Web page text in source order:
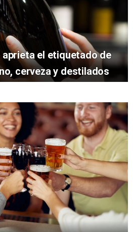
el etiquetado de
cerveza y destilados